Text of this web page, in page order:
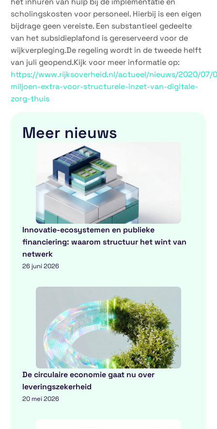
scholingskosten voor personeel. Hierbij is een eigen
bijdrage geen vereiste. Een substantieel gedeelte
van het subsidieplafond is gereserveerd voor de
wijkverpleging.De regeling wordt in de tweede helft
van juli geopend.Kijk voor meer informatie op:
https://www.rijksoverheid.nl/actueel/nieuws/2020/07/
miljoen-extra-voor-structurele-inzet-van-digitale-
zorg-thuis
Meer nieuws
Innovatie-ecosystemen en publieke
financiering: waarom structuur het wint van
netwerk
26 juni 2026
De circulaire economie gaat nu over
leveringszekerheid
20 mei 2026